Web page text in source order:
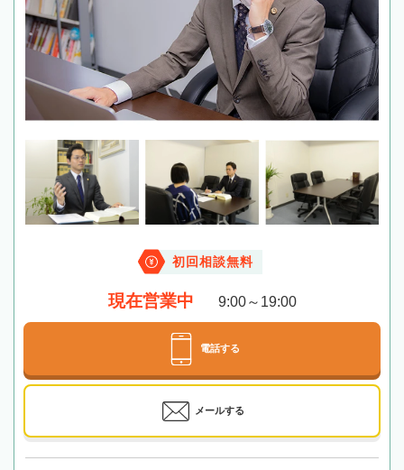
初回相談無料
現在営業中 9:00～19:00
電話する
メールする